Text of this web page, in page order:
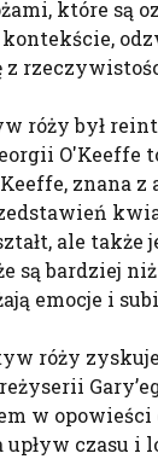
które są
róży był
O'Keeffe
znana
ale także
są bardziej
emocje i
róży
w opowieści
czasu i